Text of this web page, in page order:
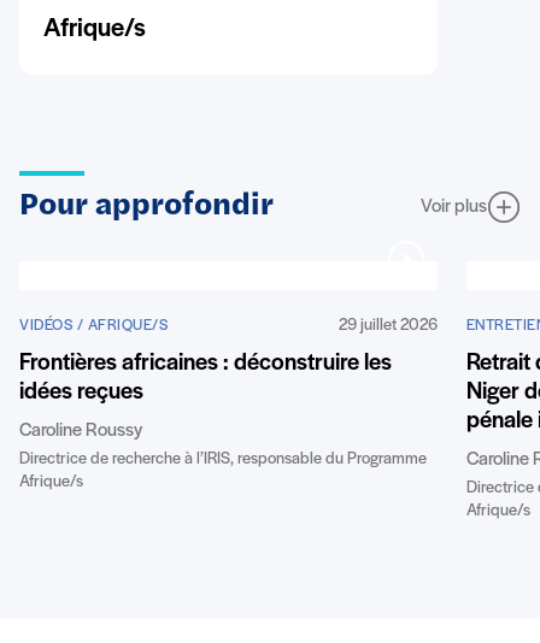
Afrique/s
Pour approfondir Voir plus
VIDÉOS / AFRIQUE/S 29 juillet 2026
Frontières africaines : déconstruire les
idées reçues
Caroline Roussy
Directrice de recherche à l’IRIS, responsable du Programme
Afrique/s
Retrait
Niger
pénale
Caroline
Directrice
Afrique/s